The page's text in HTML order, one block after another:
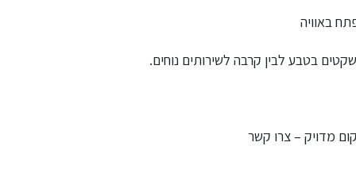
באוויה
בטבע לבין קרבה לשירותים נוחים.
מדויק – צרו קשר